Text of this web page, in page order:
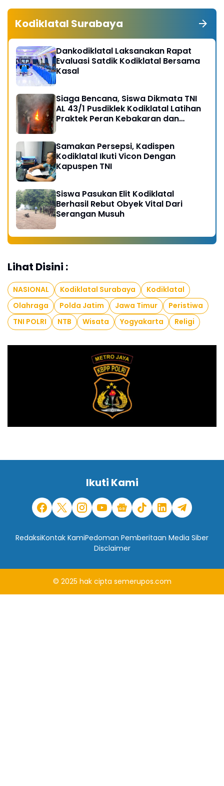
Kodiklatal Surabaya
Dankodiklatal Laksanakan Rapat
Evaluasi Satdik Kodiklatal Bersama
Kasal
Siaga Bencana, Siswa Dikmata TNI
AL 43/1 Pusdiklek Kodiklatal Latihan
Praktek Peran Kebakaran dan
Samakan Persepsi, Kadispen
Kodiklatal Ikuti Vicon Dengan
Kapuspen TNI
Siswa Pasukan Elit Kodiklatal
Berhasil Rebut Obyek Vital Dari
Serangan Musuh
Lihat Disini :
NASIONAL Kodiklatal Surabaya
Kodiklatal
Olahraga
Polda Jatim Jawa Timur
Peristiwa
TNI POLRI
NTB Wisata Yogyakarta Religi
Ikuti Kami
RedaksiKontak KamiPedoman Pemberitaan Media Siber
Disclaimer
© 2025 hak cipta semerupos.com